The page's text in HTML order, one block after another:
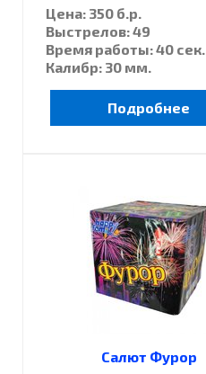
Цена: 350 б.р.
Выстрелов: 49
Время работы: 40 сек.
Калибр: 30 мм.
Подробнее
Салют Фурор